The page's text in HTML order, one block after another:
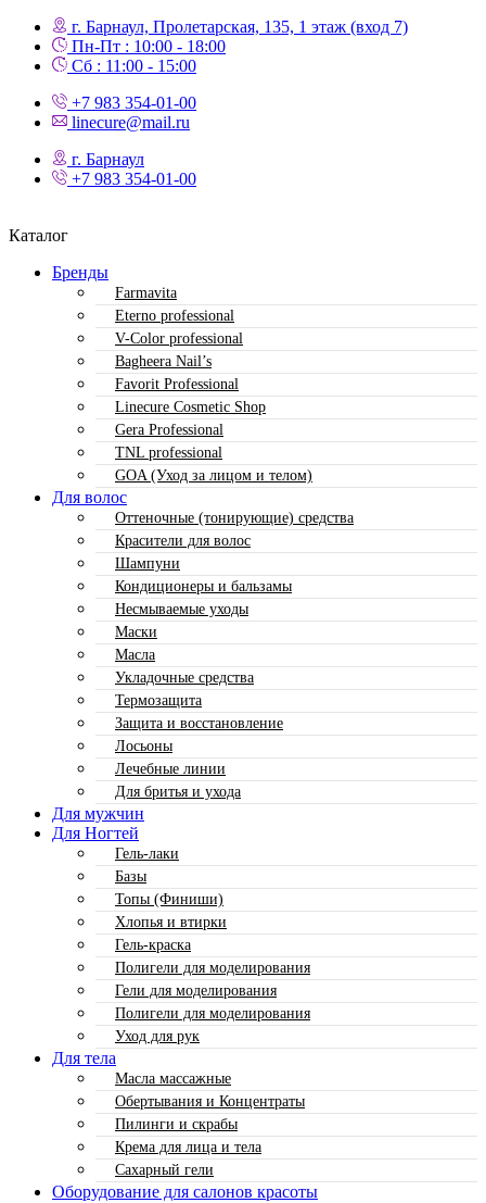
г. Барнаул, Пролетарская, 135,​ 1 этаж (вход 7)
Пн-Пт : 10:00 - 18:00
Сб : 11:00 - 15:00
+7 983 354-01-00
linecure@mail.ru
г. Барнаул
+7 983 354-01-00
Каталог
Бренды
Farmavita
Eterno professional
V-Color professional
Bagheera Nail’s
Favorit Professional
Linecure Cosmetic Shop
Gera Professional
TNL professional
GOA (Уход за лицом и телом)
Для волос
Оттеночные (тонирующие) средства
Красители для волос
Шампуни
Кондиционеры и бальзамы
Несмываемые уходы
Маски
Масла
Укладочные средства
Термозащита
Защита и восстановление
Лосьоны
Лечебные линии
Для бритья и ухода
Для мужчин
Для Ногтей
Гель-лаки
Базы
Топы (Финиши)
Хлопья и втирки
Гель-краска
Полигели для моделирования
Гели для моделирования
Полигели для моделирования
Уход для рук
Для тела
Масла массажные
Обертывания и Концентраты
Пилинги и скрабы
Крема для лица и тела
Сахарный гели
Оборудование для салонов красоты